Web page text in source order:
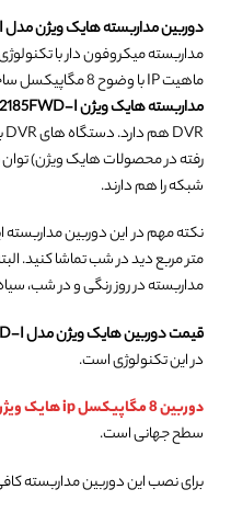
دوربین مداربسته هایک ویژن مدل DS-2CD2185FWD-I
ماهیت IP با وضوح 8 مگاپیکسل ساخته شده است. البته این
مداربسته هایک ویژن DS-2CD2185FWD-I
رفته در محصولات هایک ویژن)
شبکه را هم دارند.
نکته مهم در این دوربین مداربسته
متر مربع دید در شب تماشا کنید.
مداربسته در روز رنگی و در شب،
قیمت دوربین هایک ویژن مدل DS-2CD2185FWD-I
در این تکنولوژی است.
دوربین 8 مگاپیکسل ip هایک ویژن
سطح جهانی است.
برای نصب این دوربین مداربسته